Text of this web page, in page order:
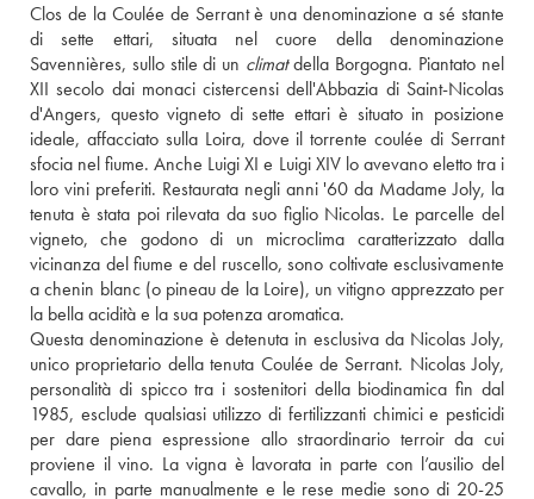
Clos de la Coulée de Serrant è una denominazione a sé stante
di sette ettari, situata nel cuore della denominazione
Savennières, sullo stile di un climat della Borgogna. Piantato nel
XII secolo dai monaci cistercensi dell'Abbazia di Saint-Nicolas
d'Angers, questo vigneto di sette ettari è situato in posizione
ideale, affacciato sulla Loira, dove il torrente coulée di Serrant
sfocia nel fiume. Anche Luigi XI e Luigi XIV lo avevano eletto tra i
loro vini preferiti. Restaurata negli anni '60 da Madame Joly, la
tenuta è stata poi rilevata da suo figlio Nicolas. Le parcelle del
vigneto, che godono di un microclima caratterizzato dalla
vicinanza del fiume e del ruscello, sono coltivate esclusivamente
a chenin blanc (o pineau de la Loire), un vitigno apprezzato per
la bella acidità e la sua potenza aromatica.
Questa denominazione è detenuta in esclusiva da Nicolas Joly,
unico proprietario della tenuta Coulée de Serrant. Nicolas Joly,
personalità di spicco tra i sostenitori della biodinamica fin dal
1985, esclude qualsiasi utilizzo di fertilizzanti chimici e pesticidi
per dare piena espressione allo straordinario terroir da cui
proviene il vino. La vigna è lavorata in parte con l’ausilio del
cavallo, in parte manualmente e le rese medie sono di 20-25